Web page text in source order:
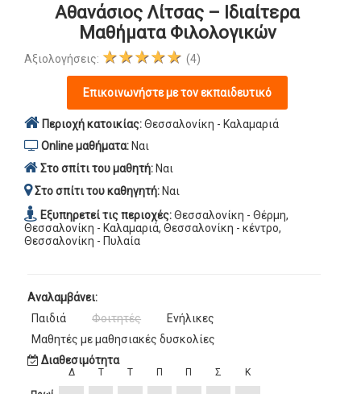
Αθανάσιος Λίτσας – Ιδιαίτερα
Μαθήματα Φιλολογικών
Αξιολογήσεις: ★★★★★ (4)
Επικοινωνήστε με τον εκπαιδευτικό
Περιοχή κατοικίας:Θεσσαλονίκη - Καλαμαριά
Online μαθήματα: Ναι
Στο σπίτι του μαθητή: Ναι
Στο σπίτι του καθηγητή: Ναι
Εξυπηρετεί τις περιοχές:Θεσσαλονίκη - Θέρμη,
Θεσσαλονίκη - Καλαμαριά, Θεσσαλονίκη - κέντρο,
Θεσσαλονίκη - Πυλαία
Αναλαμβάνει:
Παιδιά
Φοιτητές
Ενήλικες
Μαθητές με μαθησιακές δυσκολίες
Διαθεσιμότητα
Δ Τ Τ Π Π Σ Κ